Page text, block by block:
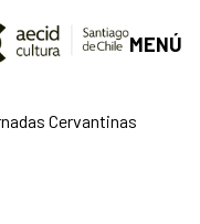
MENÚ
Cervantinas